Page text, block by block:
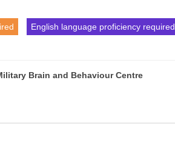
English language proficiency required
Brain and Behaviour Centre